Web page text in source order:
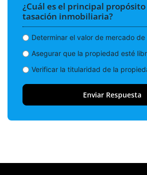
¿Cuál es el principal
tasación inmobiliaria?
Determinar el valor de mercado
Asegurar que la propiedad esté
Verificar la titularidad de la